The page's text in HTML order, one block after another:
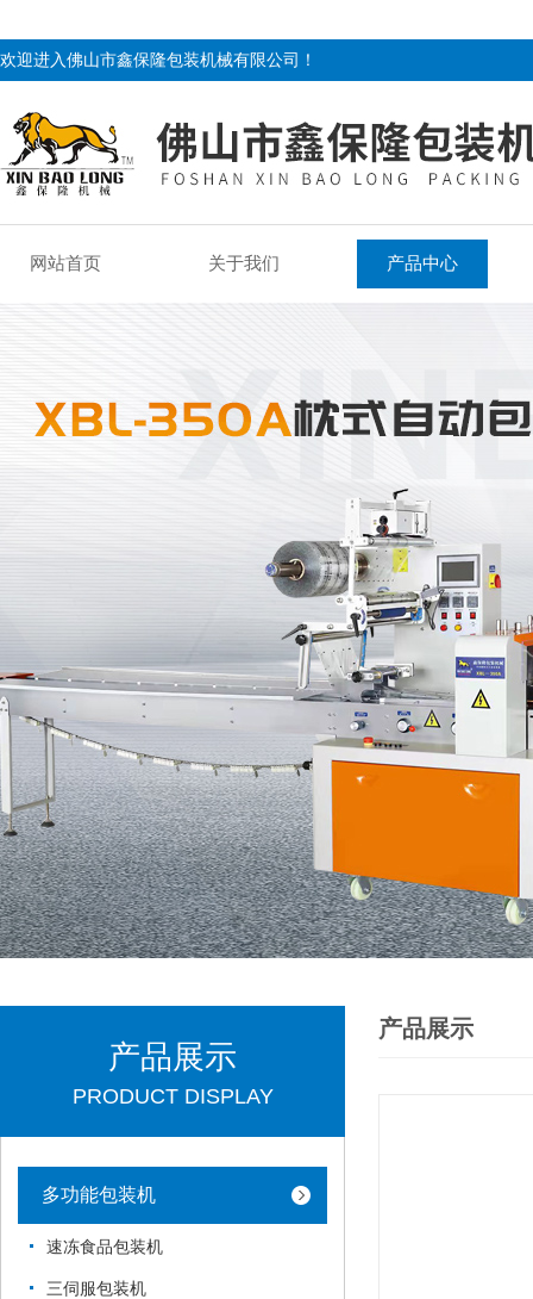
欢迎进入佛山市鑫保隆包装机械有限公司！
网站首页 关于我们 产品中心
产品展示
PRODUCT DISPLAY
多功能包装机
速冻食品包装机
三伺服包装机
产品展示